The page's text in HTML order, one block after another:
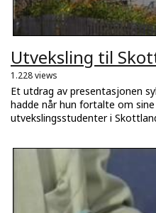
Utveksling til
1.228 views
Et utdrag av presentasjonen
hadde når hun fortalte om
utvekslingsstudenter i